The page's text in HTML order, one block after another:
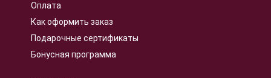
Оплата
Как оформить заказ
Подарочные сертификаты
Бонусная программа